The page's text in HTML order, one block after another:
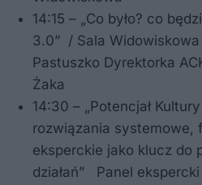
14:15 – „Co było? co
3.0” / Sala
Pastuszko Dyrektorka
Żaka
14:30 – „Potencjał
rozwiązania systemowe,
eksperckie jako klucz do
działań” Panel